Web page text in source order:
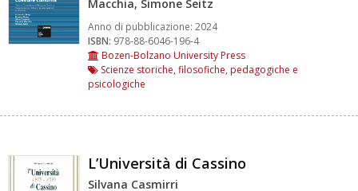
Macchia, Simone Seitz
Anno di pubblicazione: 2024
ISBN: 978-88-6046-196-4
Bozen-Bolzano University Press
Scienze storiche, filosofiche, pedagogiche e
psicologiche
L’Università di Cassino
Silvana Casmirri